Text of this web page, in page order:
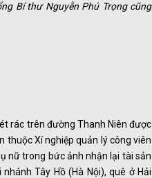
Bí thư Nguyễn Phú Trọng cũng
rác trên đường Thanh Niên được
thuộc Xí nghiệp quản lý công viên
nữ trong bức ảnh nhận lại tài sản
Tây Hồ (Hà Nội), quê ở Hải